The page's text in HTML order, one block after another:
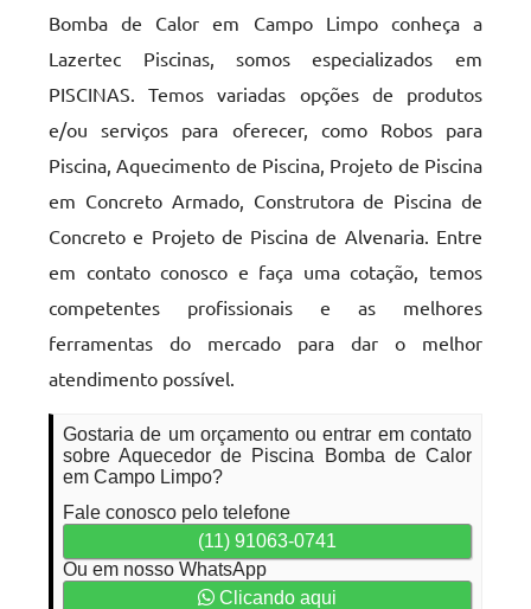
Bomba de Calor em Campo Limpo conheça a
Lazertec Piscinas, somos especializados em
PISCINAS. Temos variadas opções de produtos
e/ou serviços para oferecer, como Robos para
Piscina, Aquecimento de Piscina, Projeto de Piscina
em Concreto Armado, Construtora de Piscina de
Concreto e Projeto de Piscina de Alvenaria. Entre
em contato conosco e faça uma cotação, temos
competentes profissionais e as melhores
ferramentas do mercado para dar o melhor
atendimento possível.
Gostaria de um orçamento ou entrar em contato
sobre Aquecedor de Piscina Bomba de Calor
em Campo Limpo?
Fale conosco pelo telefone
(11) 91063-0741
Ou em nosso WhatsApp
Clicando aqui